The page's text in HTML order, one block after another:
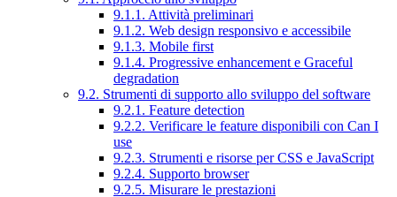
9.1.1. Attività preliminari
9.1.2. Web design responsivo e accessibile
9.1.3. Mobile first
9.1.4. Progressive enhancement e Graceful
degradation
9.2. Strumenti di supporto allo sviluppo del software
9.2.1. Feature detection
9.2.2. Verificare le feature disponibili con Can I
use
9.2.3. Strumenti e risorse per CSS e JavaScript
9.2.4. Supporto browser
9.2.5. Misurare le prestazioni